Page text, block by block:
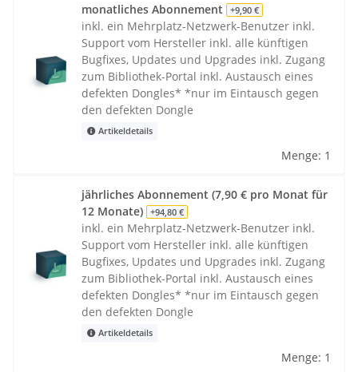
monatliches Abonnement +9,90 €
inkl. ein Mehrplatz-Netzwerk-Benutzer inkl.
Support vom Hersteller inkl. alle künftigen
Bugfixes, Updates und Upgrades inkl. Zugang
zum Bibliothek-Portal inkl. Austausch eines
defekten Dongles* *nur im Eintausch gegen
den defekten Dongle
Artikeldetails
Menge: 1
jährliches Abonnement (7,90 € pro Monat für
12 Monate)
+94,80 €
inkl. ein Mehrplatz-Netzwerk-Benutzer inkl.
Support vom Hersteller inkl. alle künftigen
Bugfixes, Updates und Upgrades inkl. Zugang
zum Bibliothek-Portal inkl. Austausch eines
defekten Dongles* *nur im Eintausch gegen
den defekten Dongle
Artikeldetails
Menge: 1